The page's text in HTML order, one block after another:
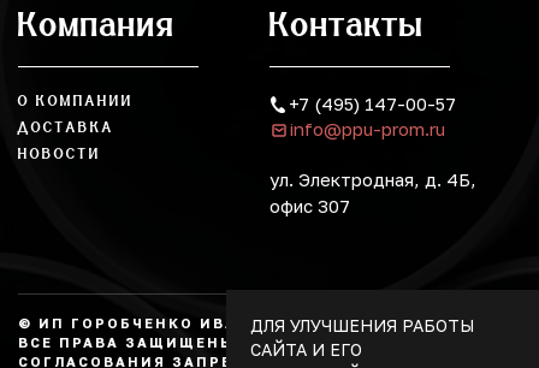
Компания
О КОМПАНИИ
ДОСТАВКА
НОВОСТИ
Контакты
+7 (495) 147-00-57
info@ppu-prom.ru
ул. Электродная, д. 4Б,
офис 307
© ИП ГОРОБЧЕНКО ИВАН АЛЕКСАНДРОВИЧ, 2026.
ВСЕ ПРАВА ЗАЩИЩЕНЫ, КОПИРОВАНИЕ БЕЗ
СОГЛАСОВАНИЯ ЗАПРЕЩЕНО. НЕ ЯВЛЯЕТСЯ
ДЛЯ УЛУЧШЕНИЯ РАБОТЫ
САЙТА И ЕГО